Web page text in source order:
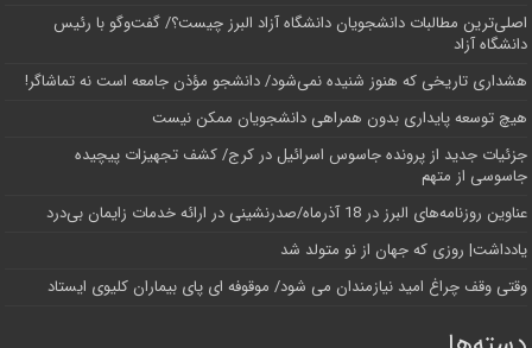
اصلی‌ترین مطالبات دانشجویان دانشگاه آزاد البرز چیست؟/ گفت‌وگو با رئیس
دانشگاه آز‌اد
هشداری تاریخی که هنوز شنیده نمی‌شود/ دانشجو مؤذن جامعه است نه تماشاگر!
هیچ توسعه پایداری بدون همراهی دانشجویان ممکن نیست
جزئیات جدید از پرونده جاسوس اسرائیل در کرج/‌ کشف تجهیزات پیچیده
جاسوسی از متهم
عناوین روزنامه‌های البرز در ‌18 آذرماه/صدرنشینی در ارائه خدمات زایمان بی‌درد
یادداشت| روزی که جهان از نو متولد شد
وقتی وقف چراغ امید نیازمندان می شود/ موقوفه ای پای بیماران کلیوی ایستاد